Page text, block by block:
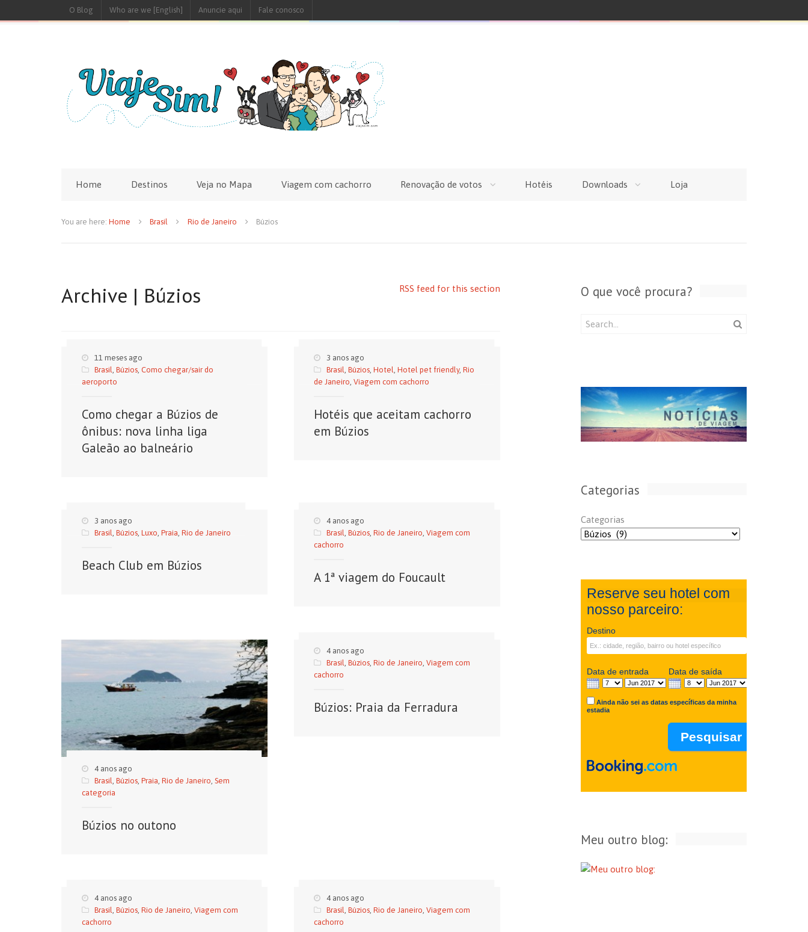
O Blog Who are we [English] Anuncie aqui Fale conosco
Home Destinos Veja no Mapa Viagem com cachorro Renovação de votos Hotéis Downloads Loja
You are here: Home Brasil Rio de Janeiro Búzios
Archive | Búzios RSS feed for this section
11 meses ago
Brasil
Búzios, Como chegar/sair do
aeroporto
Como chegar a Búzios de
ônibus: nova linha liga
Galeão ao balneário
3 anos ago
Brasil
,Búzios ,Hotel ,Hotel pet friendly,Rio
de Janeiro ,Viagem com cachorro
Hotéis que aceitam cachorro
em Búzios
3 anos ago
Brasil, Búzios, Luxo, Praia, Rio de Janeiro
Beach Club em Búzios
4 anos ago
Brasil,Búzios,Rio de Janeiro,Viagem com
cachorro
A 1ª viagem do Foucault
4 anos ago
Brasil
Búzios, Praia Rio de Janeiro Sem
categoria
Búzios no outono
4 anos ago
Brasil
,Búzios ,Rio de Janeiro ,Viagem com
cachorro
Búzios: Praia da Ferradura
4 anos ago
Brasil, Búzios, Rio de Janeiro, Viagem com
cachorro
4 anos ago
Brasil,Búzios,Rio de Janeiro,Viagem com
cachorro
O que você procura?
Categorias
Categorias
Reserve seu hotel com
nosso parceiro:
Destino
Data de entrada Data de saída
Ainda não sei as datas específicas da minha
estadia
Meu outro blog: